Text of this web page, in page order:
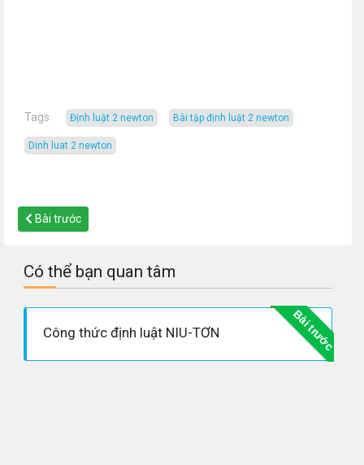
Tags định luật 2 newton bài tập định luật 2 newton
dinh luat 2 newton
Bài trước
Có thể bạn quan tâm
Bài trước
Công thức định luật NIU-TƠN